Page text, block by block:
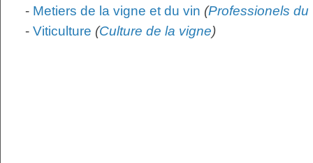
- Metiers de la vigne et du vin (Professionels du
- Viticulture (Culture de la vigne)